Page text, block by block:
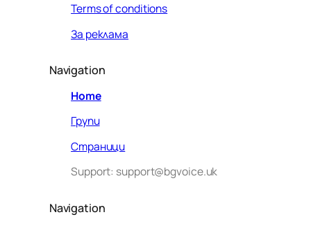
Terms of conditions
За реклама
Navigation
Home
Групи
Страници
Support: support@bgvoice.uk
Navigation